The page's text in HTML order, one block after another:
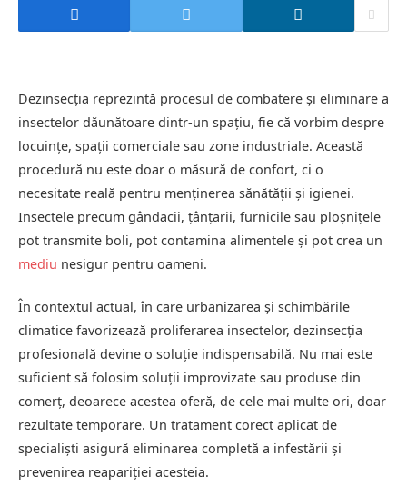
Dezinsecția reprezintă procesul de combatere și eliminare a
insectelor dăunătoare dintr-un spațiu, fie că vorbim despre
locuințe, spații comerciale sau zone industriale. Această
procedură nu este doar o măsură de confort, ci o
necesitate reală pentru menținerea sănătății și igienei.
Insectele precum gândacii, țânțarii, furnicile sau ploșnițele
pot transmite boli, pot contamina alimentele și pot crea un
mediu nesigur pentru oameni.
În contextul actual, în care urbanizarea și schimbările
climatice favorizează proliferarea insectelor, dezinsecția
profesională devine o soluție indispensabilă. Nu mai este
suficient să folosim soluții improvizate sau produse din
comerț, deoarece acestea oferă, de cele mai multe ori, doar
rezultate temporare. Un tratament corect aplicat de
specialiști asigură eliminarea completă a infestării și
prevenirea reapariției acesteia.